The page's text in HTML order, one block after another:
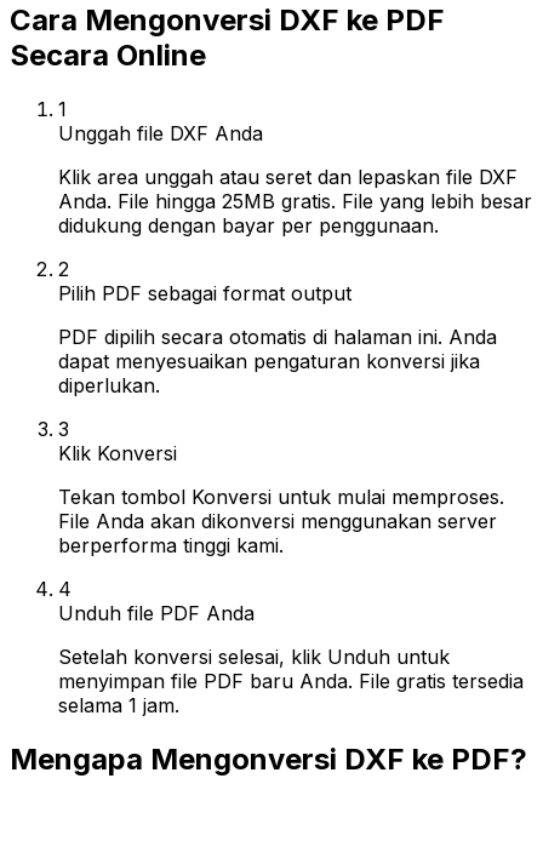
Cara Mengonversi DXF ke PDF
Secara Online
1
Unggah file DXF Anda
Klik area unggah atau seret dan lepaskan file DXF
Anda. File hingga 25MB gratis. File yang lebih besar
didukung dengan bayar per penggunaan.
2
Pilih PDF sebagai format output
PDF dipilih secara otomatis di halaman ini. Anda
dapat menyesuaikan pengaturan konversi jika
diperlukan.
3
Klik Konversi
Tekan tombol Konversi untuk mulai memproses.
File Anda akan dikonversi menggunakan server
berperforma tinggi kami.
4
Unduh file PDF Anda
Setelah konversi selesai, klik Unduh untuk
menyimpan file PDF baru Anda. File gratis tersedia
selama 1 jam.
Mengapa Mengonversi DXF ke PDF?